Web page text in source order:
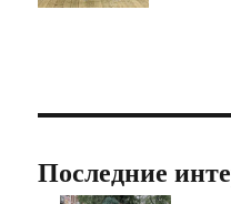
Последние